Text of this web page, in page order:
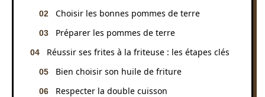
Choisir les bonnes pommes de terre
Préparer les pommes de terre
Réussir ses frites à la friteuse : les étapes clés
Bien choisir son huile de friture
Respecter la double cuisson